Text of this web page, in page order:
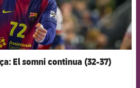
El somni continua (32-37)